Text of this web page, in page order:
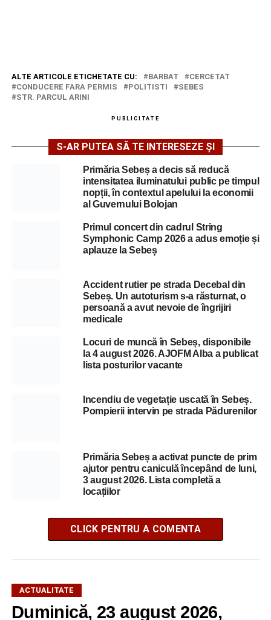
ALTE ARTICOLE ETICHETATE CU: BARBAT
CERCETAT
CONDUCERE FARA PERMIS
POLITISTI
SEBES
STR. PARCUL ARINI
PUBLICITATE
S-AR PUTEA SĂ TE INTERESEZE ȘI
Primăria Sebeș a decis să reducă
intensitatea iluminatului public pe timpul
nopții, în contextul apelului la economii
al Guvernului Bolojan
Primul concert din cadrul String
Symphonic Camp 2026 a adus emoție și
aplauze la Sebeș
Accident rutier pe strada Decebal din
Sebeș. Un autoturism s-a răsturnat, o
persoană a avut nevoie de îngrijiri
medicale
Locuri de muncă în Sebeș, disponibile
la 4 august 2026. AJOFM Alba a publicat
lista posturilor vacante
Incendiu de vegetație uscată în Sebeș.
Pompierii intervin pe strada Pădurenilor
Primăria Sebeș a activat puncte de prim
ajutor pentru caniculă începând de luni,
3 august 2026. Lista completă a
locațiilor
CLICK PENTRU A COMENTA
ACTUALITATE
Duminică, 23 august 2026,